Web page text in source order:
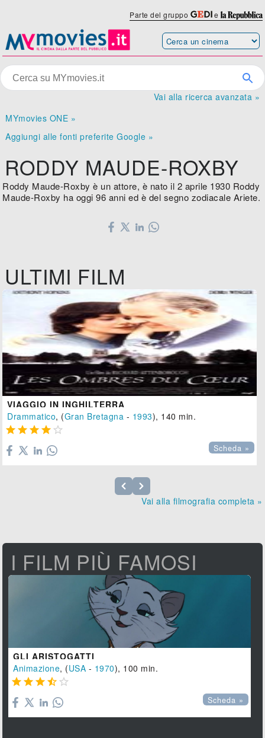
Parte del gruppo e
Vai alla ricerca avanzata »
MYmovies ONE »
Aggiungi alle fonti preferite Google »
RODDY MAUDE-ROXBY
Roddy Maude-Roxby è un attore, è nato il 2 aprile 1930 Roddy
Maude-Roxby ha oggi 96 anni ed è del segno zodiacale Ariete.
ULTIMI FILM
VIAGGIO IN INGHILTERRA
Drammatico, (Gran Bretagna - 1993), 140 min.
    
Scheda »
Vai alla filmografia completa »
I FILM PIÙ FAMOSI
GLI ARISTOGATTI
Animazione, (USA - 1970), 100 min.
    
Scheda »